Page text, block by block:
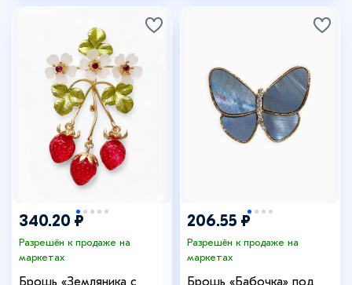
340.20 ₽
Разрешён к продаже на
маркетах
Брошь «Земляника с
206.55 ₽
Разрешён к продаже на
маркетах
Брошь «Бабочка» под